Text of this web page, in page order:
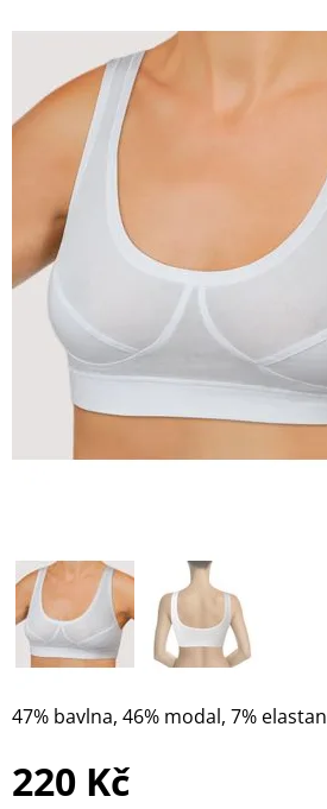
47% bavlna, 46% modal, 7% elastan
220 Kč